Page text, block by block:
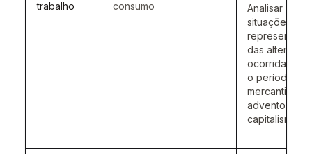
trabalho
consumo
Analisar fatos
situações
das
ocorridas
o período
mercantilista
advento do
capitalismo.